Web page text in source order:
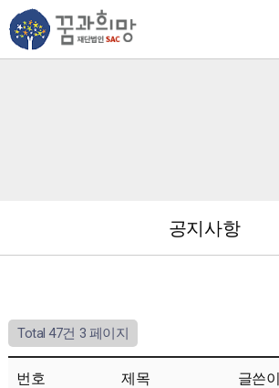
공지사항
Total 47건 3 페이지
번호 제목 글쓴이